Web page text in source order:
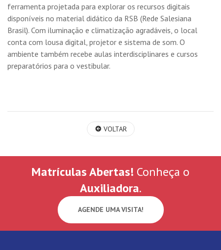
ferramenta projetada para explorar os recursos digitais
disponíveis no material didático da RSB (Rede Salesiana
Brasil). Com iluminação e climatização agradáveis, o local
conta com lousa digital, projetor e sistema de som. O
ambiente também recebe aulas interdisciplinares e cursos
preparatórios para o vestibular.
VOLTAR
Matrículas Abertas! Conheça o
Auxiliadora.
AGENDE UMA VISITA!